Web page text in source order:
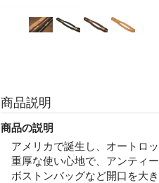
商品説明
商品の説明
アメリカで誕生し、オートロ
重厚な使い心地で、アンティ
ボストンバッグなど開口を大